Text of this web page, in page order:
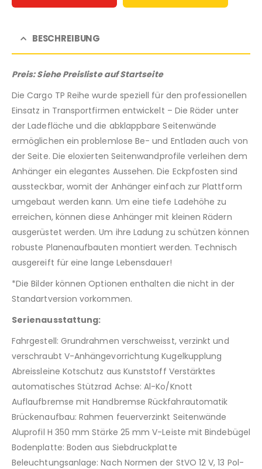
BESCHREIBUNG
Preis: Siehe Preisliste auf Startseite
Die Cargo TP Reihe wurde speziell für den professionellen
Einsatz in Transportfirmen entwickelt – Die Räder unter
der Ladefläche und die abklappbare Seitenwände
ermöglichen ein problemlose Be- und Entladen auch von
der Seite. Die eloxierten Seitenwandprofile verleihen dem
Anhänger ein elegantes Aussehen. Die Eckpfosten sind
aussteckbar, womit der Anhänger einfach zur Plattform
umgebaut werden kann. Um eine tiefe Ladehöhe zu
erreichen, können diese Anhänger mit kleinen Rädern
ausgerüstet werden. Um ihre Ladung zu schützen können
robuste Planenaufbauten montiert werden. Technisch
ausgereift für eine lange Lebensdauer!
*Die Bilder können Optionen enthalten die nicht in der
Standartversion vorkommen.
Serienausstattung:
Fahrgestell: Grundrahmen verschweisst, verzinkt und
verschraubt V-Anhängevorrichtung Kugelkupplung
Abreissleine Kotschutz aus Kunststoff Verstärktes
automatisches Stützrad Achse: Al-Ko/Knott
Auflaufbremse mit Handbremse Rückfahrautomatik
Brückenaufbau: Rahmen feuerverzinkt Seitenwände
Aluprofil H 350 mm Stärke 25 mm V-Leiste mit Bindebügel
Bodenplatte: Boden aus Siebdruckplatte
Beleuchtungsanlage: Nach Normen der StVO 12 V, 13 Pol-